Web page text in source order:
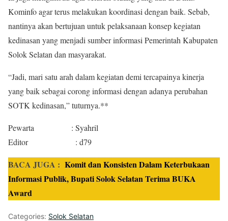
Kominfo agar terus melakukan koordinasi dengan baik. Sebab,
nantinya akan bertujuan untuk pelaksanaan konsep kegiatan
kedinasan yang menjadi sumber informasi Pemerintah Kabupaten
Solok Selatan dan masyarakat.
“Jadi, mari satu arah dalam kegiatan demi tercapainya kinerja
yang baik sebagai corong informasi dengan adanya perubahan
SOTK kedinasan,” tuturnya.**
Pewarta : Syahril
Editor : d79
BACA JUGA : Komit dan Konsisten Dalam Keterbukaan
Informasi Publik, Bupati Solok Selatan Terima BUKA
Award
Categories: Solok Selatan